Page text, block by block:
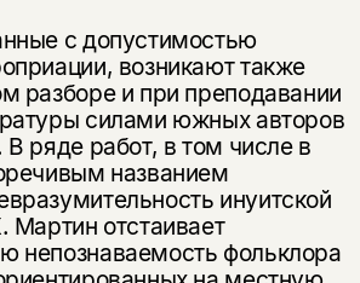
с допустимостью
возникают также
разборе и при преподавании
силами южных авторов
ряде работ, в том числе в
названием
инуитской
Мартин отстаивает
непознаваемость фольклора